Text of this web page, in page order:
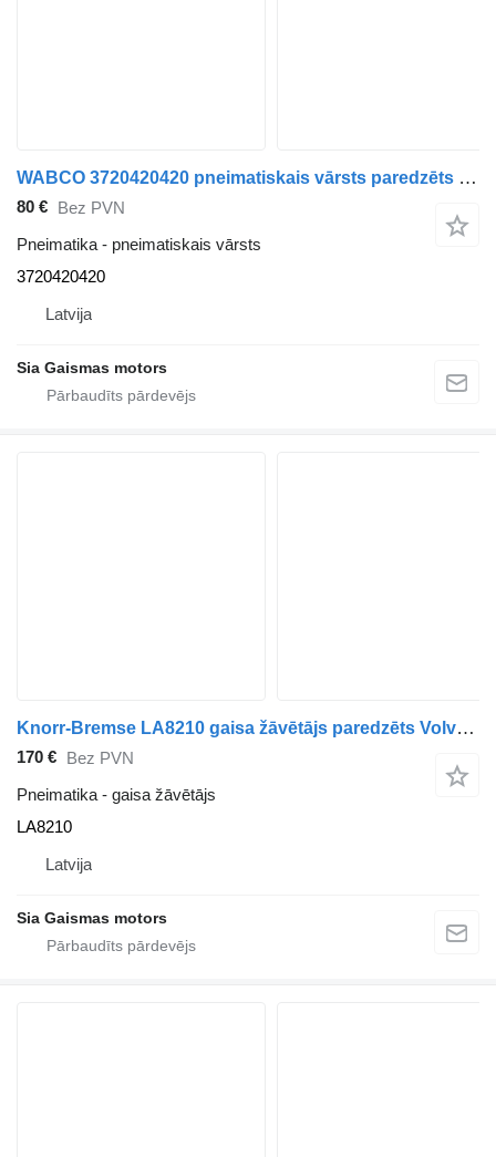
WABCO 3720420420 pneimatiskais vārsts paredzēts autobusa
80 € Bez PVN
Pneimatika - pneimatiskais vārsts
3720420420
Latvija
Sia Gaismas motors
Knorr-Bremse LA8210 gaisa žāvētājs paredzēts Volvo autobusa
170 € Bez PVN
Pneimatika - gaisa žāvētājs
LA8210
Latvija
Sia Gaismas motors